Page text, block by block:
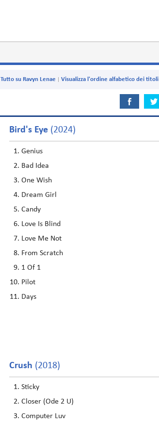
Visualizza l'ordine alfabetico dei titoli
Tutto su Ravyn Lenae
Bird's Eye (2024)
Genius
Bad Idea
One Wish
Dream Girl
Candy
Love Is Blind
Love Me Not
From Scratch
1 Of 1
Pilot
Days
Crush (2018)
Sticky
Closer (Ode 2 U)
Computer Luv